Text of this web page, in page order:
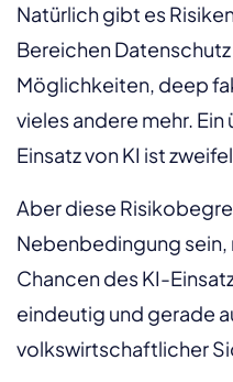
Natürlich gibt es
Bereichen
Möglichkeiten, deep
vieles andere mehr.
Einsatz von KI ist
Aber diese
Nebenbedingung sein,
Chancen des KI-
eindeutig und gerade
volkswirtschaftlicher